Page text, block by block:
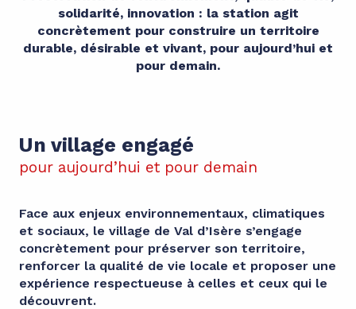
solidarité, innovation : la station agit
concrètement pour construire un territoire
durable, désirable et vivant, pour aujourd’hui et
pour demain.
Un village engagé
pour aujourd’hui et pour demain
Face aux enjeux environnementaux, climatiques
et sociaux, le village de Val d’Isère s’engage
concrètement pour préserver son territoire,
renforcer la qualité de vie locale et proposer une
expérience respectueuse à celles et ceux qui le
découvrent.